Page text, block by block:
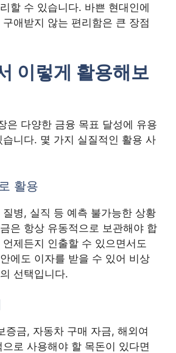
할 수 있습니다. 바쁜 현대인에
애받지 않는 편리함은 큰 장점
이렇게 활용해보
은 다양한 금융 목표 달성에 유용
니다. 몇 가지 실질적인 활용 사
활용
병, 실직 등 예측 불가능한 상황
은 항상 유동적으로 보관해야 합
제든지 인출할 수 있으면서도
에도 이자를 받을 수 있어 비상
선택입니다.
증금, 자동차 구매 자금, 해외여
로 사용해야 할 목돈이 있다면